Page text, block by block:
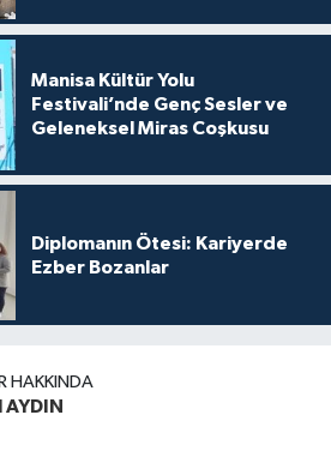
Manisa Kültür Yolu
Festivali’nde Genç Sesler ve
Geleneksel Miras Coşkusu
Diplomanın Ötesi: Kariyerde
Ezber Bozanlar
HAKKINDA
AYDIN